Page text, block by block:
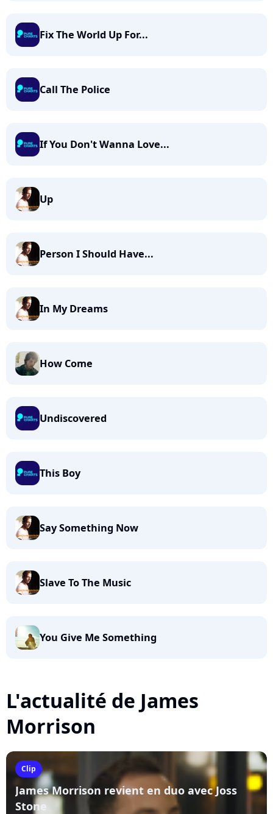
Fix The World Up For...
Call The Police
If You Don't Wanna Love...
Up
Person I Should Have...
In My Dreams
How Come
Undiscovered
This Boy
Say Something Now
Slave To The Music
You Give Me Something
L'actualité de James
Morrison
Clip
James Morrison revient en duo avec Joss
Stone